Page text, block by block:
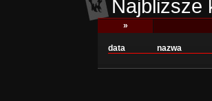
Najbliższe
»
data nazwa